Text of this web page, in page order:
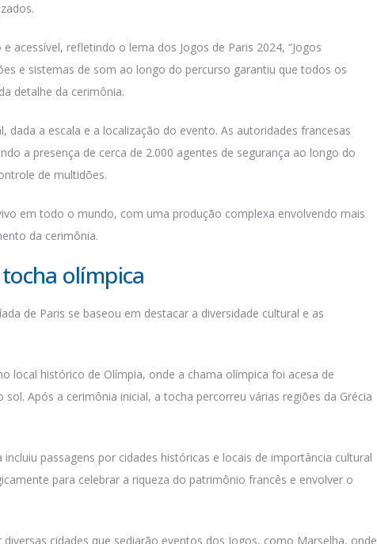
acessível, refletindo o lema dos Jogos de Paris 2024, “Jogos
e sistemas de som ao longo do percurso garantiu que todos os
detalhe da cerimônia.
dada a escala e a localização do evento. As autoridades francesas
a presença de cerca de 2.000 agentes de segurança ao longo do
de multidões.
em todo o mundo, com uma produção complexa envolvendo mais
da cerimônia​.
olímpica
de Paris se baseou em destacar a diversidade cultural e as
local histórico de Olímpia, onde a chama olímpica foi acesa de
Após a cerimônia inicial, a tocha percorreu várias regiões da Grécia
passagens por cidades históricas e locais de importância cultural
para celebrar a riqueza do patrimônio francês e envolver o
cidades que sediarão eventos dos Jogos, como Marselha, onde